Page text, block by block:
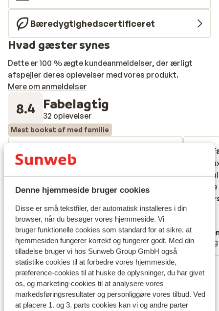
Denne hjemmeside bruger cookies
Disse er små tekstfiler, der automatisk installeres i din
browser, når du besøger vores hjemmeside. Vi
bruger funktionelle cookies som standard for at sikre, at
hjemmesiden fungerer korrekt og fungerer godt. Med din
tilladelse bruger vi hos Sunweb Group GmbH også
statistike cookies til at forbedre vores hjemmeside,
præference-cookies til at huske de oplysninger, du har givet
os, og marketing-cookies til at analysere vores
markedsføringsresultater og personliggøre vores tilbud. Ved
at placere 1. og 3. parts cookies kan vi og andre parter
Bæredygtighedscertificeret
Hvad gæster synes
Dette er 100 % ægte kundeanmeldelser, der ærligt
afspejler deres oplevelser med vores produkt.
Mere om anmeldelser
8.4 Fabelagtig
32 oplevelser
Mest booket af med familie
Jeg var ikke tilfreds med Alm. Dobbelt
værelse til prisen, for ringe. Ingen plads vi
kunne næsten ikke være der, vi er ikke
stol, men heldigvis kunne vi være ude,
ellers havde det været øv.
Jeg var ikke tilfreds med Alm. Dobbelt
værelse til prisen, for ringe. Ingen plads vi
kunne næsten ikke være der, vi er ikke
stol, men heldigvis kunne vi være ude,
ellers havde det været øv.
Anonym
Med familie
Pure
die je
Pure
die je
Se alle 32 anmeldelser
Lokation